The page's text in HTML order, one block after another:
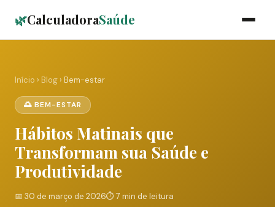
🌿CalculadoraSaúde
Início › Blog › Bem-estar
🌅 BEM-ESTAR
Hábitos Matinais que
Transformam sua Saúde e
Produtividade
📅 30 de março de 2026⏱️ 7 min de leitura